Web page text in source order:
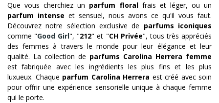
Que vous cherchiez un parfum floralfrais et léger, ou un
parfum intense et sensuel, nous avons ce qu'il vous faut.
Découvrez notre sélection exclusive de parfums iconiques
comme "Good Girl", "212" et "CH Privée", tous très appréciés
des femmes à travers le monde pour leur élégance et leur
qualité. La collection de parfums Carolina Herrera femme
est fabriquée avec les ingrédients les plus fins et les plus
luxueux. Chaque parfum Carolina Herrera est créé avec soin
pour offrir une expérience sensorielle unique à chaque femme
qui le porte.